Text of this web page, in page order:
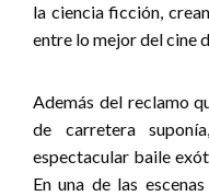
la ciencia ficción,
entre lo mejor del cine
Además del reclamo
de carretera
espectacular baile
En una de las